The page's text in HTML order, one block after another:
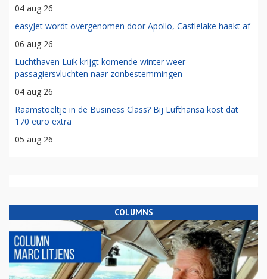
04 aug 26
easyJet wordt overgenomen door Apollo, Castlelake haakt af
06 aug 26
Luchthaven Luik krijgt komende winter weer
passagiersvluchten naar zonbestemmingen
04 aug 26
Raamstoeltje in de Business Class? Bij Lufthansa kost dat
170 euro extra
05 aug 26
COLUMNS